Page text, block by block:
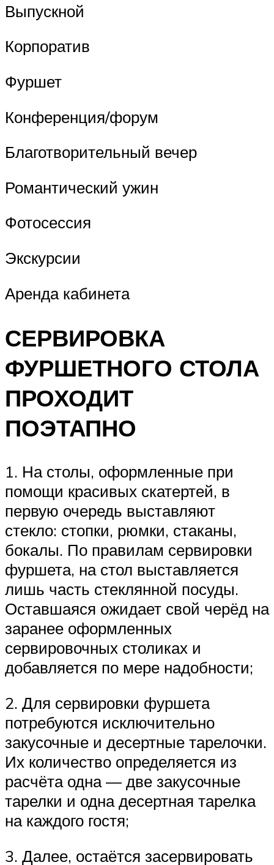
Выпускной
Корпоратив
Фуршет
Конференция/форум
Благотворительный вечер
Романтический ужин
Фотосессия
Экскурсии
Аренда кабинета
СЕРВИРОВКА
ФУРШЕТНОГО СТОЛА
ПРОХОДИТ
ПОЭТАПНО
1. На столы, оформленные при
помощи красивых скатертей, в
первую очередь выставляют
стекло: стопки, рюмки, стаканы,
бокалы. По правилам сервировки
фуршета, на стол выставляется
лишь часть стеклянной посуды.
Оставшаяся ожидает свой черёд на
заранее оформленных
сервировочных столиках и
добавляется по мере надобности;
2. Для сервировки фуршета
потребуются исключительно
закусочные и десертные тарелочки.
Их количество определяется из
расчёта одна — две закусочные
тарелки и одна десертная тарелка
на каждого гостя;
3. Далее, остаётся засервировать